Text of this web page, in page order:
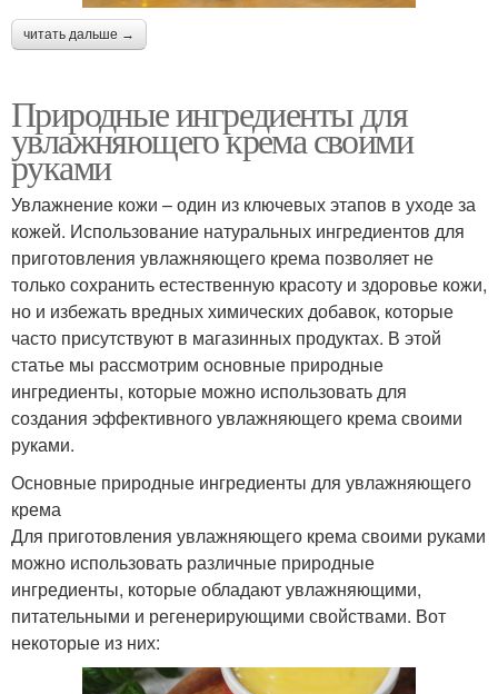
читать дальше →
Природные ингредиенты для
увлажняющего крема своими
руками
Увлажнение кожи – один из ключевых этапов в уходе за
кожей. Использование натуральных ингредиентов для
приготовления увлажняющего крема позволяет не
только сохранить естественную красоту и здоровье кожи,
но и избежать вредных химических добавок, которые
часто присутствуют в магазинных продуктах. В этой
статье мы рассмотрим основные природные
ингредиенты, которые можно использовать для
создания эффективного увлажняющего крема своими
руками.
Основные природные ингредиенты для увлажняющего
крема
Для приготовления увлажняющего крема своими руками
можно использовать различные природные
ингредиенты, которые обладают увлажняющими,
питательными и регенерирующими свойствами. Вот
некоторые из них: